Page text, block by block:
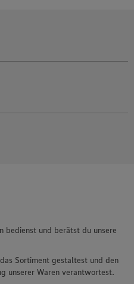
bedienst und berätst du unsere
Sortiment gestaltest und den
unserer Waren verantwortest.